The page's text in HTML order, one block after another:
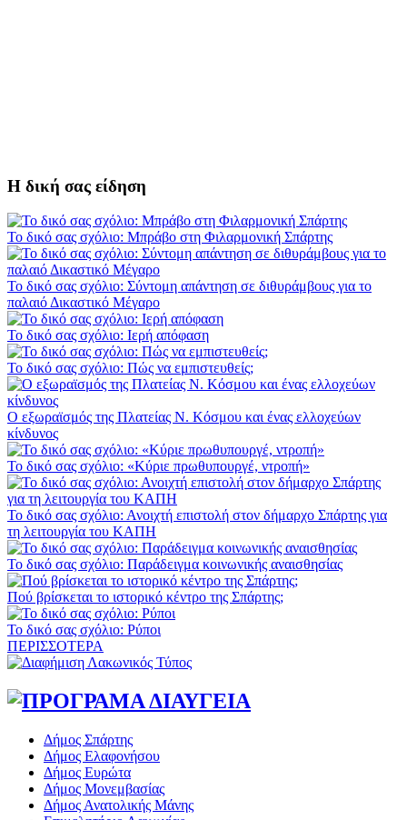
Η δική σας είδηση
Το δικό σας σχόλιο: Μπράβο στη Φιλαρμονική Σπάρτης
Το δικό σας σχόλιο: Σύντομη απάντηση σε διθυράμβους για το
παλαιό Δικαστικό Μέγαρο
Το δικό σας σχόλιο: Ιερή απόφαση
Το δικό σας σχόλιο: Πώς να εμπιστευθείς;
Ο εξωραϊσμός της Πλατείας Ν. Κόσμου και ένας ελλοχεύων
κίνδυνος
Το δικό σας σχόλιο: «Κύριε πρωθυπουργέ, ντροπή»
Το δικό σας σχόλιο: Ανοιχτή επιστολή στον δήμαρχο Σπάρτης για
τη λειτουργία του ΚΑΠΗ
Το δικό σας σχόλιο: Παράδειγμα κοινωνικής αναισθησίας
Πού βρίσκεται το ιστορικό κέντρο της Σπάρτης;
Το δικό σας σχόλιο: Ρύποι
ΠΕΡΙΣΣΟΤΕΡΑ
Δήμος Σπάρτης
Δήμος Ελαφονήσου
Δήμος Ευρώτα
Δήμος Μονεμβασίας
Δήμος Ανατολικής Μάνης